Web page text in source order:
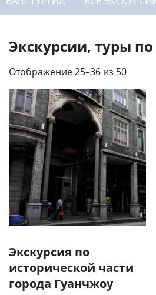
Экскурсии, туры
Отображение 25–36 из 50
Экскурсия по
исторической части
города Гуанчжоу